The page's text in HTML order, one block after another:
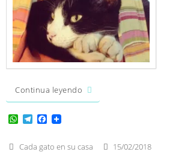
Continua leyendo
W
t e e
Cada gato en su casa 15/02/2018